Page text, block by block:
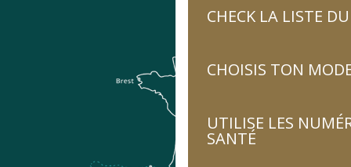
CHECK LA LISTE
CHOISIS TON
UTILISE LES
SANTÉ